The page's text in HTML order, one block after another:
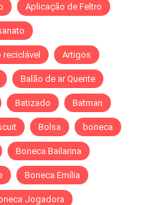
Aplicação de Feltro
reciclável Artigos
Balão de ar Quente
Batizado Batman
Bolsa boneca
Boneca Bailarina
Boneca Emília
Jogadora